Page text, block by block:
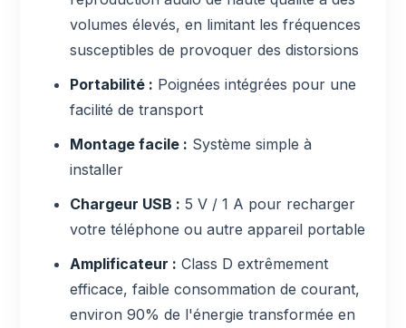
volumes élevés, en limitant les fréquences
susceptibles de provoquer des distorsions
Portabilité : Poignées intégrées pour une
facilité de transport
Montage facile : Système simple à
installer
Chargeur USB : 5 V / 1 A pour recharger
votre téléphone ou autre appareil portable
Amplificateur : Class D extrêmement
efficace, faible consommation de courant,
environ 90% de l'énergie transformée en